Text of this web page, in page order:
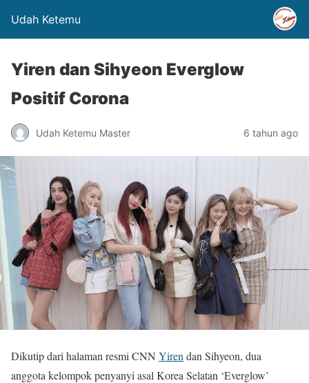
Udah Ketemu
Yiren dan Sihyeon Everglow
Positif Corona
Udah Ketemu Master 6 tahun ago
Dikutip dari halaman resmi CNN Yiren dan Sihyeon, dua
anggota kelompok penyanyi asal Korea Selatan ‘Everglow’